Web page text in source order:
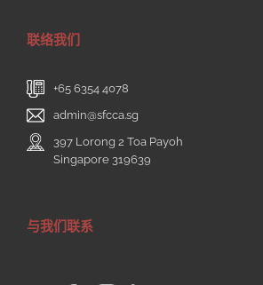
联络我们
+65 6354 4078
admin@sfcca.sg
397 Lorong 2 Toa Payoh
Singapore 319639
与我们联系